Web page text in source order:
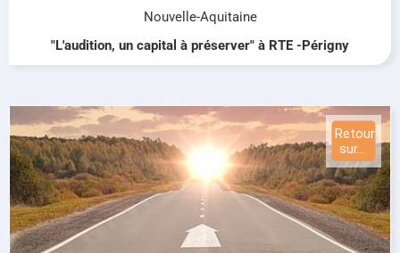
Nouvelle-Aquitaine
"L'audition, un capital à préserver" à RTE -Périgny